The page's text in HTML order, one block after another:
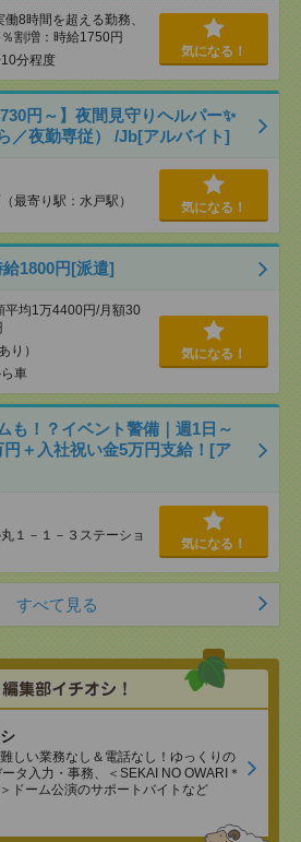
8時間を超える勤務、
割増：時給1750円
分程度
気になる！
円～】夜間見守りヘルパー✨
／夜勤専従） /Jb[アルバイト]
最寄り駅：水戸駅） 気になる！
1800円[派遣]
均1万4400円/月額30
り）
車
気になる！
も！？イベント警備｜週1日～
＋入社祝い金5万円支給！[ア
１－１－３ステーショ
気になる！
すべて見る
難しい業務なし＆電話なし！ゆっくりの
タ入力・事務、＜SEKAI NO OWARI＊
ドーム公演のサポートバイトなど